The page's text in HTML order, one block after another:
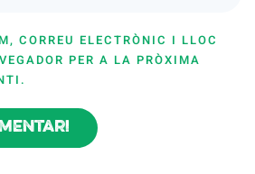
CORREU ELECTRÒNIC I LLOC
PER A LA PRÒXIMA